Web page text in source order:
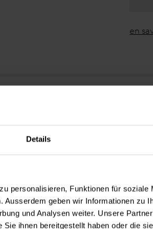
Details
personalisieren, Funktionen für soziale
geben wir Informationen zu
und Analysen weiter. Unsere
ihnen bereitgestellt haben oder die
en
et une respirabilité
offrent un confort de port maximal.
de l’importance à une